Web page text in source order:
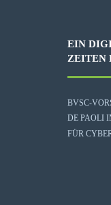
EIN
ZEITEN
BVSC-
DE PAOLI
FÜR